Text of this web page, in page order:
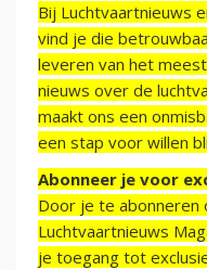
Bij Luchtvaartnieuws
vind je die
leveren van het
nieuws over de
maakt ons een
een stap voor willen
Abonneer je voor
Door je te abonneren
Luchtvaartnieuws
je toegang tot